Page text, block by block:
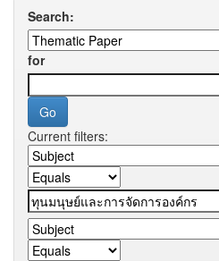
Search:
for
Current filters: